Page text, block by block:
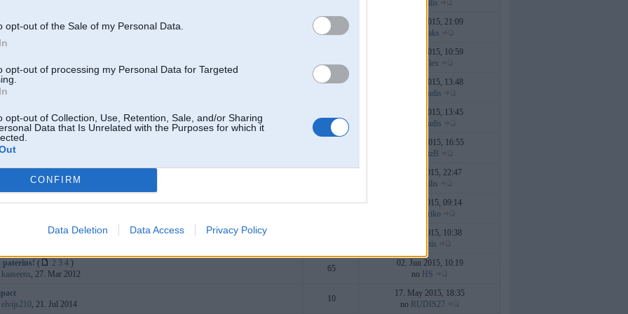
opt-out of the Sale of my Personal Data.
opt-out of processing my Personal Data for Targeted
opt-out of Collection, Use, Retention, Sale, and/or Sharing
Data that Is Unrelated with the Purposes for which it
CONFIRM
Data Deletion Data Access Privacy Policy
kreilis
distance control)
palaidnis
3
21. Oct 2015, 21:09
jablaks
10. Oct 2015, 10:59
daulex
motora eļļas maiņa
Dzuudis
08. Oct 2015, 13:48
Dzuudis
vanosa eļļas maiņa(
artoor , 14. Jan 2009
32
08. Oct 2015, 13:45
Dzuudis
sēdeklīša stiprinājumi (DIY)
australia
02. Aug 2015, 16:55
GirtzB
zevs2322, 27. Jul 2015
27. Jul 2015, 22:47
kreilis
13. Jul 2015, 09:14
Lauriko
08. Jul 2015, 10:38
henis
paterins! ( 2 3 4 )
kaaseens, 27. Mar 2012
65
02. Jun 2015, 10:19
no HS
elvijs210, 21. Jul 2014
10
17. May 2015, 18:35
no RUDIS27